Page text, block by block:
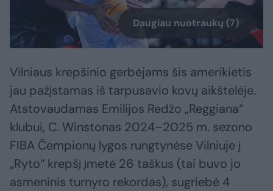
Daugiau nuotraukų (7)
Vilniaus krepšinio gerbėjams šis amerikietis
jau pažįstamas iš tarpusavio kovų aikštelėje.
Atstovaudamas Emilijos Redžo „Reggiana“
klubui, C. Winstonas 2024–2025 m. sezono
FIBA Čempionų lygos rungtynėse Vilniuje į
„Ryto“ krepšį įmetė 26 taškus (tai buvo jo
asmeninis turnyro rekordas), sugriebė 4